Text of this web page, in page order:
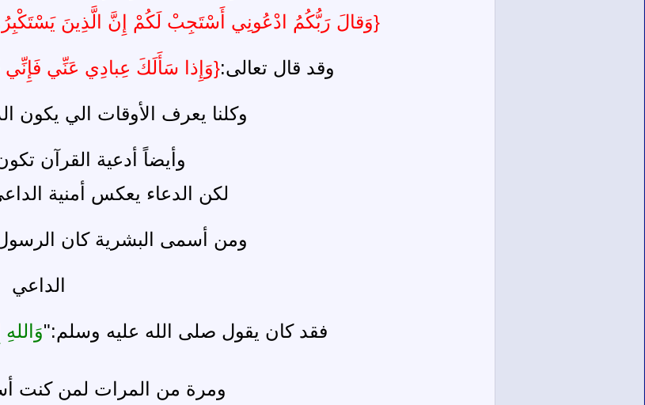
{وَقالَ رَبُّكُمُ ادْعُونِي أَسْتَجِبْ لَكُمْ إِنَّ الَّذِينَ
وقد قال تعالى:{وَإِذا سَأَلَكَ عِبادِي عَنِّي
وكلنا يعرف الأوقات الي يكون
وأيضاً أدعية القرآن
لكن الدعاء يعكس أمنية
ومن أسمى البشرية كان
الداعي
فقد كان يقول صلى الله عليه وسلم:"
ومرة من المرات لمن كنت